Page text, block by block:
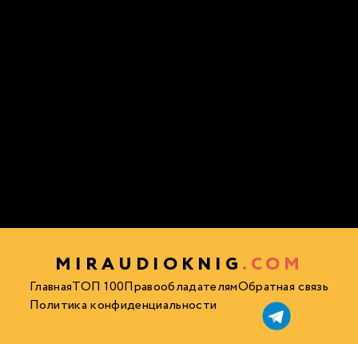
MIRAUDIOKNIG .COM
ГлавнаяТОП 100ПравообладателямОбратная связь
Политика конфиденциальности